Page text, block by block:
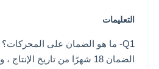
التعليمات
Q1- ما هو الضمان على المحركات؟
الضمان 18 شهرًا من تاريخ الإنتاج ، وبموجب الضمان ، سنتحمل تكلفة الشحن لإرسال البديل.